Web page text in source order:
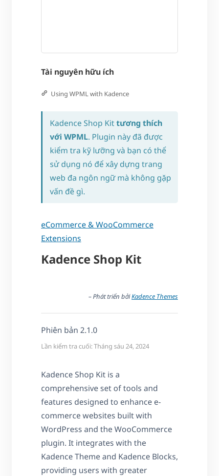
Tài nguyên hữu ích
Using WPML with Kadence
Kadence Shop Kittương thích
với WPML. Plugin này đã được
kiểm tra kỹ lưỡng và bạn có thể
sử dụng nó để xây dựng trang
web đa ngôn ngữ mà không gặp
vấn đề gì.
eCommerce & WooCommerce
Extensions
Kadence Shop Kit
– Phát triển bởiKadence Themes
Phiên bản 2.1.0
Lần kiểm tra cuối: Tháng sáu 24, 2024
Kadence Shop Kit is a
comprehensive set of tools and
features designed to enhance e-
commerce websites built with
WordPress and the WooCommerce
plugin. It integrates with the
Kadence Theme and Kadence Blocks,
providing users with greater